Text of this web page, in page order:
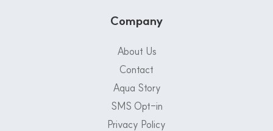
Company
About Us
Contact
Aqua Story
SMS Opt-in
Privacy Policy